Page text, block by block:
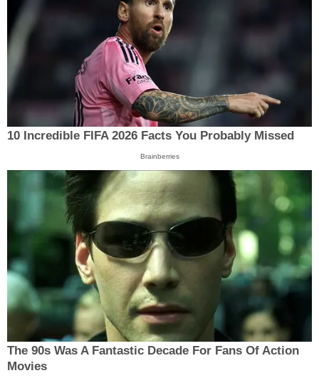
10 Incredible FIFA 2026 Facts You Probably Missed
Brainberries
The 90s Was A Fantastic Decade For Fans Of Action
Movies